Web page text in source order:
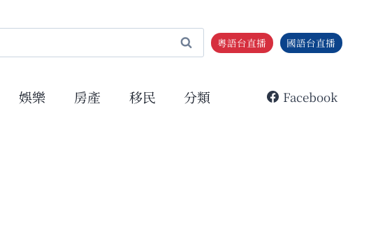
粵語台直播 國語台直播
娛樂 房產 移民 分類 Facebook